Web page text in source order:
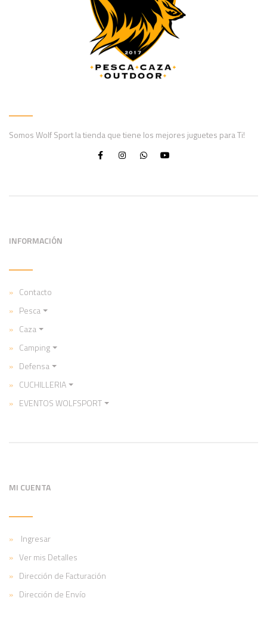
Somos Wolf Sport la tienda que tiene los mejores juguetes para Ti!
INFORMACIÓN
Contacto
Pesca
Caza
Camping
Defensa
CUCHILLERIA
EVENTOS WOLFSPORT
MI CUENTA
Ingresar
Ver mis Detalles
Dirección de Facturación
Dirección de Envío